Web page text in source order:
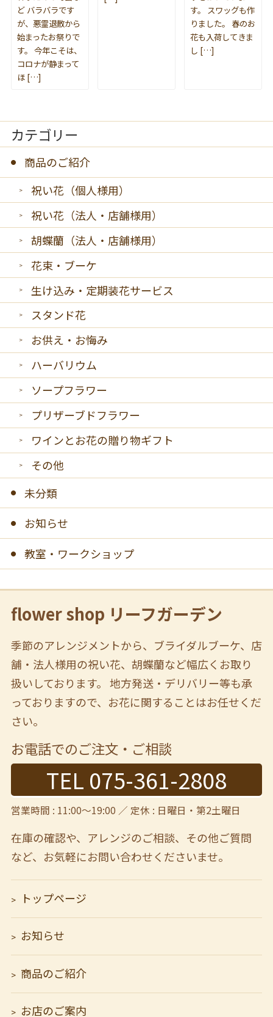
ど バラバラです
が、悪霊退散から
始まったお祭りで
す。 今年こそは、
コロナが静まって
ほ […]
す。 スワッグも作
りました。 春のお
花も入荷してきま
し […]
カテゴリー
商品のご紹介
祝い花（個人様用）
祝い花（法人・店舗様用）
胡蝶蘭（法人・店舗様用）
花束・ブーケ
生け込み・定期装花サービス
スタンド花
お供え・お悔み
ハーバリウム
ソープフラワー
プリザーブドフラワー
ワインとお花の贈り物ギフト
その他
未分類
お知らせ
教室・ワークショップ
flower shop リーフガーデン
季節のアレンジメントから、ブライダルブーケ、店
舗・法人様用の祝い花、胡蝶蘭など幅広くお取り
扱いしております。 地方発送・デリバリー等も承
っておりますので、お花に関することはお任せくだ
さい。
お電話でのご注文・ご相談
TEL 075-361-2808
営業時間 : 11:00～19:00 ／ 定休 : 日曜日・第2土曜日
在庫の確認や、アレンジのご相談、その他ご質問
など、 お気軽にお問い合わせくださいませ。
トップページ
お知らせ
商品のご紹介
お店のご案内